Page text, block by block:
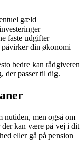
gæld
faste udgifter
din økonomi
bedre kan rådgiveren
der passer til dig.
men også om
kan være på vej i dit
eller gå på pension